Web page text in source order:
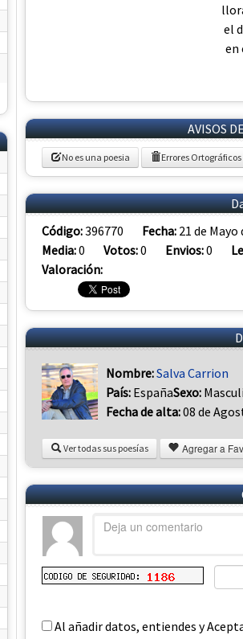
el
en
AVISOS
No es una poesia Errores Ortográficos
Código:396770 Fecha: 21 de Mayo
Media:0 Votos:0 Envios:0
Valoración:
Nombre:Salva Carrion
País: EspañaSexo:
Fecha de alta:08 de
Ver todas sus poesías Agregar a
Al añadir datos, entiendes y